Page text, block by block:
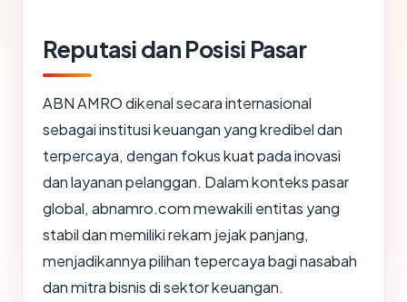
Reputasi dan Posisi Pasar
ABN AMRO dikenal secara internasional
sebagai institusi keuangan yang kredibel dan
terpercaya, dengan fokus kuat pada inovasi
dan layanan pelanggan. Dalam konteks pasar
global, abnamro.com mewakili entitas yang
stabil dan memiliki rekam jejak panjang,
menjadikannya pilihan tepercaya bagi nasabah
dan mitra bisnis di sektor keuangan.